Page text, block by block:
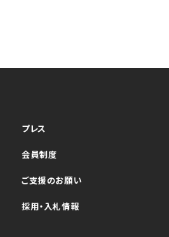
プレス
会員制度
ご支援のお願い
採用・入札情報